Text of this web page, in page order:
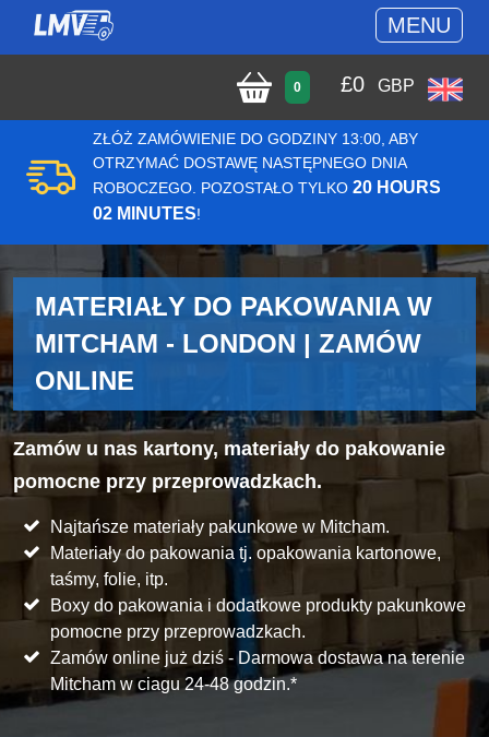
MENU
0 £0 GBP
ZŁÓŻ ZAMÓWIENIE DO GODZINY 13:00, ABY
OTRZYMAĆ DOSTAWĘ NASTĘPNEGO DNIA
ROBOCZEGO. POZOSTAŁO TYLKO 20 HOURS
02 MINUTES!
MATERIAŁY DO PAKOWANIA W
MITCHAM - LONDON | ZAMÓW
ONLINE
Zamów u nas kartony, materiały do pakowanie
pomocne przy przeprowadzkach.
Najtańsze materiały pakunkowe w Mitcham.
Materiały do pakowania tj. opakowania kartonowe,
taśmy, folie, itp.
Boxy do pakowania i dodatkowe produkty pakunkowe
pomocne przy przeprowadzkach.
Zamów online już dziś - Darmowa dostawa na terenie
Mitcham w ciagu 24-48 godzin.*